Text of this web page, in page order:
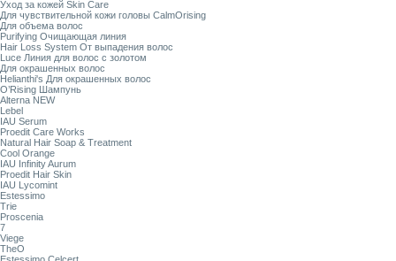
Уход за кожей Skin Care
Для чувствительной кожи головы CalmOrising
Для объема волос
Purifying Очищающая линия
Hair Loss System От выпадения волос
Luce Линия для волос с золотом
Для окрашенных волос
Helianthi's Для окрашенных волос
O’Rising Шампунь
Alterna NEW
Lebel
IAU Serum
Proedit Care Works
Natural Hair Soap & Treatment
Cool Orange
IAU Infinity Aurum
Proedit Hair Skin
IAU Lycomint
Estessimo
Trie
Proscenia
7
Viege
TheO